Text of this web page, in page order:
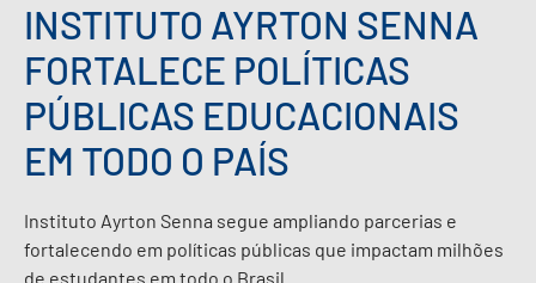
O QUE DEFENDEMOS
NOSSOS MATERIAIS
INSTITUTO AYRTON SENNA
FORTALECE POLÍTICAS
PÚBLICAS EDUCACIONAIS
EM TODO O PAÍS
Instituto Ayrton Senna segue ampliando parcerias e
fortalecendo em políticas públicas que impactam milhões
de estudantes em todo o Brasil.